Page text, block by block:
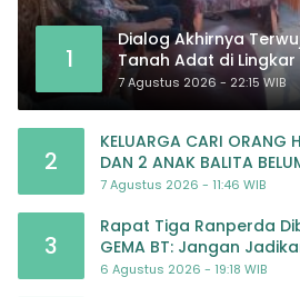
1
Dialog Akhirnya
Tanah Adat di
Nasional Memasuki
7 Agustus 2026 - 22:15 WIB
2
KELUARGA CARI ORANG
DAN 2 ANAK BALITA
JULI 2026
7 Agustus 2026 - 11:46 WIB
3
Rapat Tiga Ranperda
GEMA BT: Jangan
Pembiayaan yang Tak
6 Agustus 2026 - 19:18 WIB